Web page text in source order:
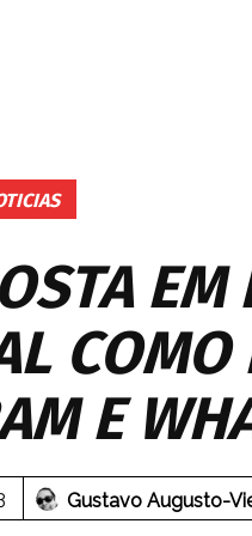
EM
COMO
E
Gustavo Augusto-